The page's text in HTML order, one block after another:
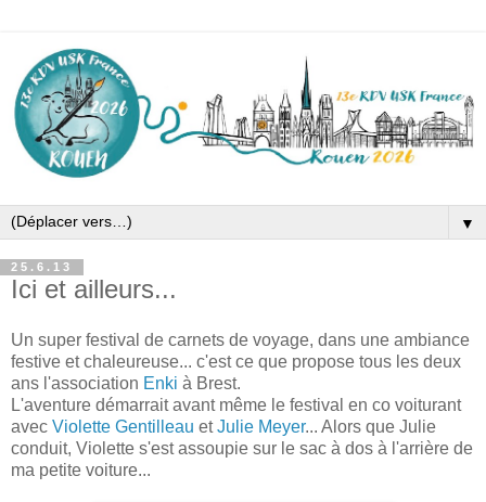
▼
25.6.13
Ici et ailleurs...
Un super festival de carnets de voyage, dans une ambiance
festive et chaleureuse... c'est ce que propose tous les deux
ans l'association Enki à Brest.
L'aventure démarrait avant même le festival en co voiturant
avec Violette Gentilleau etJulie Meyer... Alors que Julie
conduit, Violette s'est assoupie sur le sac à dos à l'arrière de
ma petite voiture...